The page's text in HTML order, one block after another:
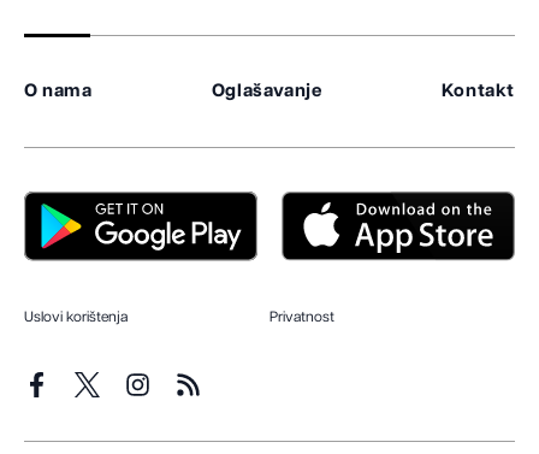
O nama Oglašavanje Kontakt
Uslovi korištenja Privatnost